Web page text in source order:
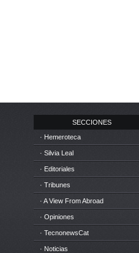
SECCIONES
· Hemeroteca
· Silvia Leal
· Editoriales
· Tribunes
· A View From Abroad
· Opiniones
· TecnonewsCat
· Noticias